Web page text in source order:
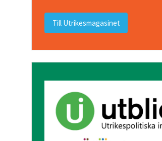
Till Utrikesmagasinet